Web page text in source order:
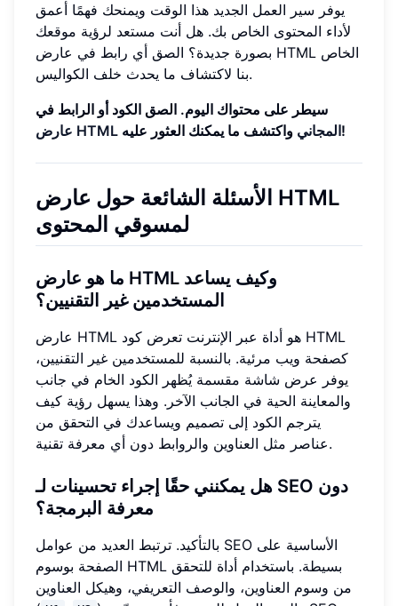
يوفر سير العمل الجديد هذا الوقت ويمنحك فهمًا أعمق
لأداء المحتوى الخاص بك. هل أنت مستعد لرؤية موقعك
بصورة جديدة؟ الصق أي رابط في عارض HTML الخاص
بنا لاكتشاف ما يحدث خلف الكواليس.
سيطر على محتواك اليوم. الصق الكود أو الرابط في
عارض HTML المجانيواكتشف ما يمكنك العثور عليه!
الأسئلة الشائعة حول عارض HTML
لمسوقي المحتوى
ما هو عارض HTML وكيف يساعد
المستخدمين غير التقنيين؟
عارض HTML هو أداة عبر الإنترنت تعرض كود HTML
كصفحة ويب مرئية. بالنسبة للمستخدمين غير التقنيين،
يوفر عرض شاشة مقسمة يُظهر الكود الخام في جانب
والمعاينة الحية في الجانب الآخر. وهذا يسهل رؤية كيف
يترجم الكود إلى تصميم ويساعدك في التحقق من
عناصر مثل العناوين والروابط دون أي معرفة تقنية.
هل يمكنني حقًا إجراء تحسينات لـ SEO دون
معرفة البرمجة؟
بالتأكيد. ترتبط العديد من عوامل SEO الأساسية على
الصفحة بوسوم HTML بسيطة. باستخدام أداة للتحقق
من وسوم العناوين، والوصف التعريفي، وهيكل العناوين